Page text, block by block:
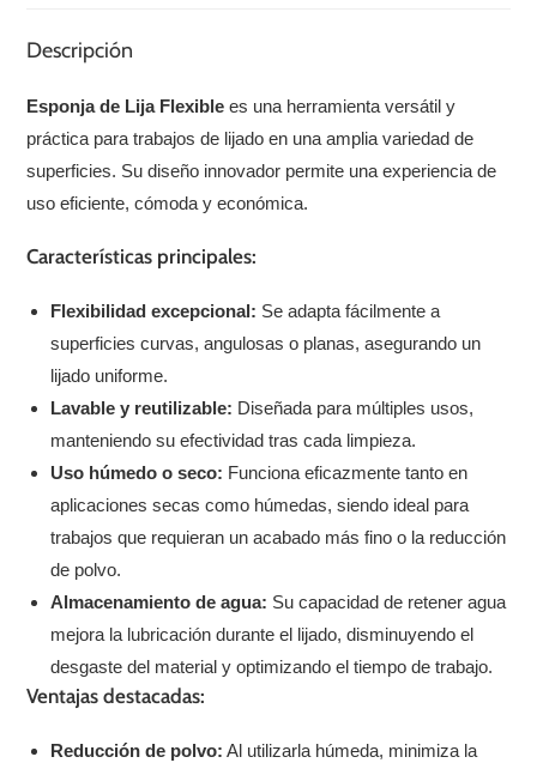
Descripción
Esponja de Lija Flexible es una herramienta versátil y
práctica para trabajos de lijado en una amplia variedad de
superficies. Su diseño innovador permite una experiencia de
uso eficiente, cómoda y económica.
Características principales:
Flexibilidad excepcional: Se adapta fácilmente a
superficies curvas, angulosas o planas, asegurando un
lijado uniforme.
Lavable y reutilizable: Diseñada para múltiples usos,
manteniendo su efectividad tras cada limpieza.
Uso húmedo o seco: Funciona eficazmente tanto en
aplicaciones secas como húmedas, siendo ideal para
trabajos que requieran un acabado más fino o la reducción
de polvo.
Almacenamiento de agua: Su capacidad de retener agua
mejora la lubricación durante el lijado, disminuyendo el
desgaste del material y optimizando el tiempo de trabajo.
Ventajas destacadas:
Reducción de polvo: Al utilizarla húmeda, minimiza la